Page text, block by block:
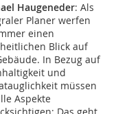
Haugeneder: Als
Planer werfen
einen
Blick auf
In Bezug auf
und
müssen
Aspekte